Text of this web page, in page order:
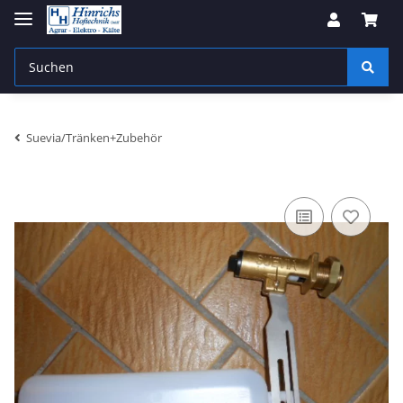
Suevia/Tränken+Zubehör